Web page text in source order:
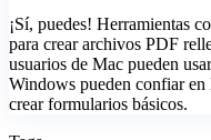
¡Sí, puedes! Herramientas
para crear archivos PDF
usuarios de Mac pueden
Windows pueden confiar
crear formularios básicos.